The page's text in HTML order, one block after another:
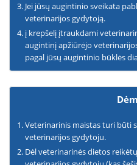
Jei jūsų augintinio sveikata
veterinarijos gydytoją.
į krepšelį įtraukdami
augintinį apžiūrėjo
pagal jūsų augintinio būklės
Veterinarinis maistas turi būti
veterinarijos gydytoju.
Dėl veterinarinės dietos